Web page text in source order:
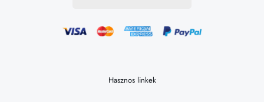
Hasznos linkek